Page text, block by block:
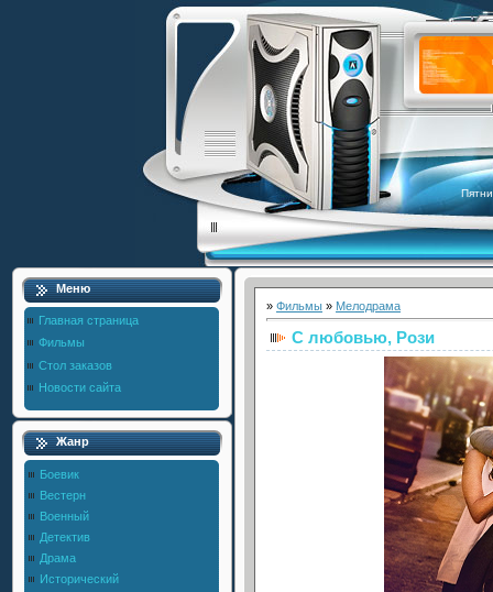
Меню
Главная страница
Фильмы
Стол заказов
Новости сайта
Жанр
Боевик
Вестерн
Военный
Детектив
Драма
Исторический
» Фильмы » Мелодрама
С любовью, Рози